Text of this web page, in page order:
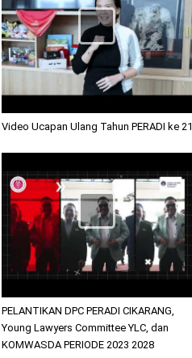
Video Ucapan Ulang Tahun PERADI ke 21
PELANTIKAN DPC PERADI CIKARANG,
Young Lawyers Committee YLC, dan
KOMWASDA PERIODE 2023 2028